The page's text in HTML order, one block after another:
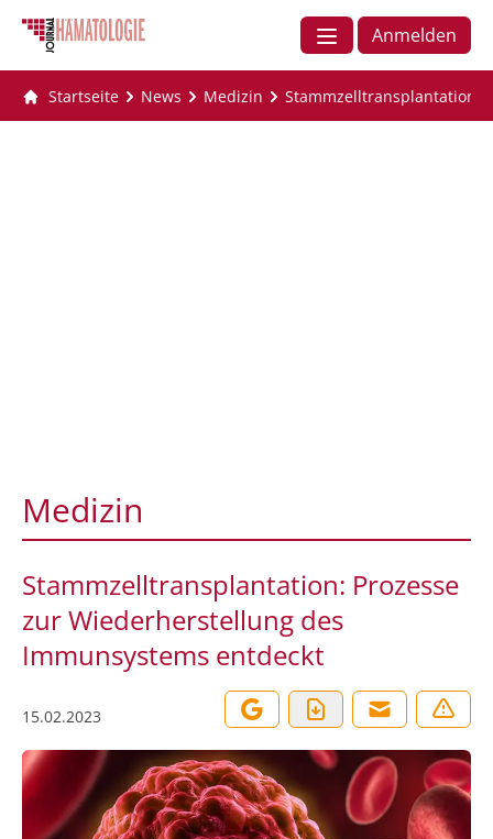
Anmelden
Startseite News Medizin Stammzelltransplantation:
Medizin
Stammzelltransplantation: Prozesse
zur Wiederherstellung des
Immunsystems entdeckt
15.02.2023